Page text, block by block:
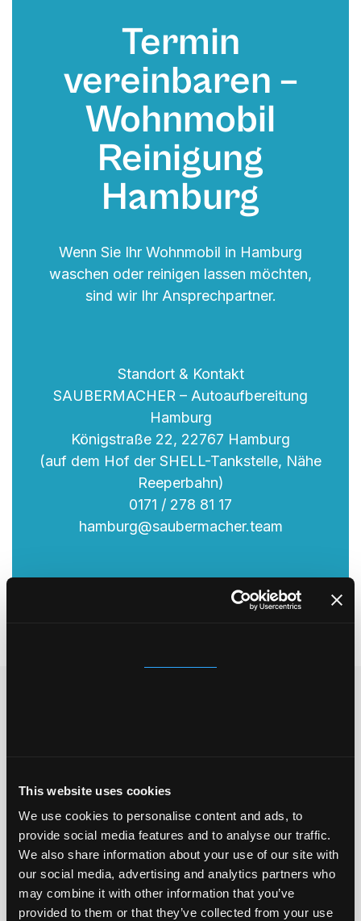
This website uses cookies
We use cookies to personalise content and ads, to
provide social media features and to analyse our traffic.
We also share information about your use of our site with
our social media, advertising and analytics partners who
may combine it with other information that you’ve
provided to them or that they’ve collected from your use
Termin
vereinbaren –
Wohnmobil
Reinigung
Hamburg
Wenn Sie Ihr Wohnmobil in Hamburg
waschen oder reinigen lassen möchten,
sind wir Ihr Ansprechpartner.
Standort & Kontakt
SAUBERMACHER – Autoaufbereitung
Hamburg
Königstraße 22, 22767 Hamburg
(auf dem Hof der SHELL-Tankstelle, Nähe
Reeperbahn)
0171 / 278 81 17
hamburg@saubermacher.team
Hamburg – gründlich und
fachgerecht
Wenn Sie eine professionelle Wohnmobil
Aufbereitung in Hamburg suchen, geht es um
mehr als eine einfache Reinigung. Bei der
Aufbereitung wird Ihr Fahrzeug innen und außen